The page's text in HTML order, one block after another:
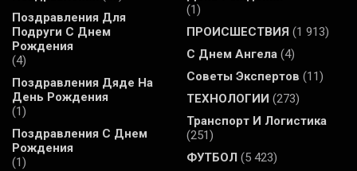
Поздравления Для
Подруги С Днем
Рождения
(4)
Поздравления Дяде На
День Рождения
(1)
Поздравления С Днем
Рождения
(1)
(1)
ПРОИСШЕСТВИЯ (1 913)
С Днем Ангела (4)
Советы Экспертов (11)
ТЕХНОЛОГИИ (273)
Транспорт И Логистика
(251)
ФУТБОЛ (5 423)